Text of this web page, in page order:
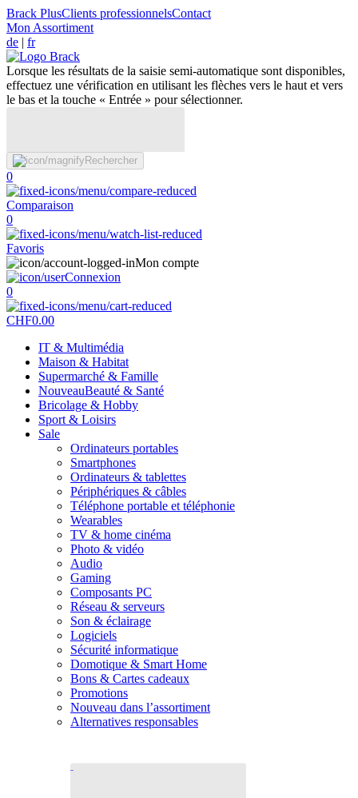
Brack PlusClients professionnelsContact
Mon Assortiment
de | fr
Lorsque les résultats de la saisie semi-automatique sont disponibles,
effectuez une vérification en utilisant les flèches vers le haut et vers
le bas et la touche « Entrée » pour sélectionner.
Rechercher
0
Comparaison
0
Favoris
Mon compte
Connexion
0
CHF0.00
IT & Multimédia
Maison & Habitat
Supermarché & Famille
NouveauBeauté & Santé
Bricolage & Hobby
Sport & Loisirs
Sale
Ordinateurs portables
Smartphones
Ordinateurs & tablettes
Périphériques & câbles
Téléphone portable et téléphonie
Wearables
TV & home cinéma
Photo & vidéo
Audio
Gaming
Composants PC
Réseau & serveurs
Son & éclairage
Logiciels
Sécurité informatique
Domotique & Smart Home
Bons & Cartes cadeaux
Promotions
Nouveau dans l’assortiment
Alternatives responsables